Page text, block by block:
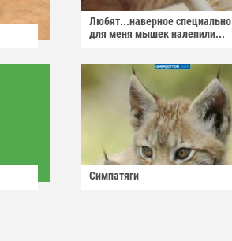
Любят...наверное специально
для меня мышек налепили...
Симпатяги